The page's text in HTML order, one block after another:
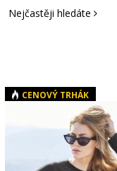
Nejčastěji hledáte
CENOVÝ TRHÁK